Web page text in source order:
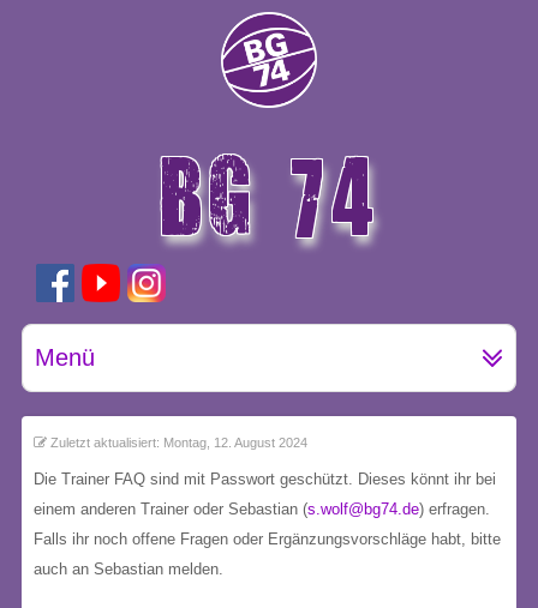
BG 74
GÖTTINGEN
Menü
Zuletzt aktualisiert: Montag, 12. August 2024
Die Trainer FAQ sind mit Passwort geschützt. Dieses könnt ihr bei
einem anderen Trainer oder Sebastian (s.wolf@bg74.de) erfragen.
Falls ihr noch offene Fragen oder Ergänzungsvorschläge habt, bitte
auch an Sebastian melden.